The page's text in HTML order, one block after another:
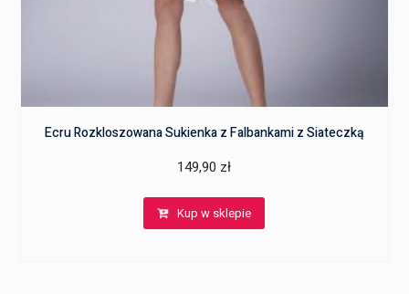
Ecru Rozkloszowana Sukienka z Falbankami z Siateczką
149,90 zł
Kup w sklepie